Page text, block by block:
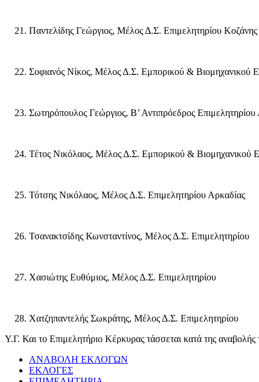
Παντελίδης Γεώργιος, Μέλος Δ.Σ. Επιμελητηρίου Κοζάνης
Σοφιανός Νίκος, Μέλος Δ.Σ. Εμπορικού & Βιομηχανικού
Σωτηρόπουλος Γεώργιος, Β’ Αντιπρόεδρος Επιμελητηρίου
Τέτος Νικόλαος, Μέλος Δ.Σ. Εμπορικού & Βιομηχανικού
Τότσης Νικόλαος, Μέλος Δ.Σ. Επιμελητηρίου Αρκαδίας
Τσανακτσίδης Κωνσταντίνος, Μέλος Δ.Σ. Επιμελητηρίου
Χασιώτης Ευθύμιος, Μέλος Δ.Σ. Επιμελητηρίου
Χατζηπαντελής Σωκράτης, Μέλος Δ.Σ. Επιμελητηρίου
Υ.Γ. Και το Επιμελητήριο Κέρκυρας τάσσεται κατά της
ΑΝΑΒΟΛΗ ΕΚΛΟΓΩΝ
ΕΚΛΟΓΕΣ